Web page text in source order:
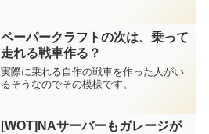
ペーパークラフトの次は、乗って
走れる戦車作る？
実際に乗れる自作の戦車を作った人がい
るそうなのでその模様です。
[WOT]NAサーバーもガレージが